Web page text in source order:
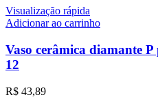
na
página
do
produto
Visualização rápida
Adicionar ao carrinho
Vaso cerâmica diamante
12
R$ 43,89